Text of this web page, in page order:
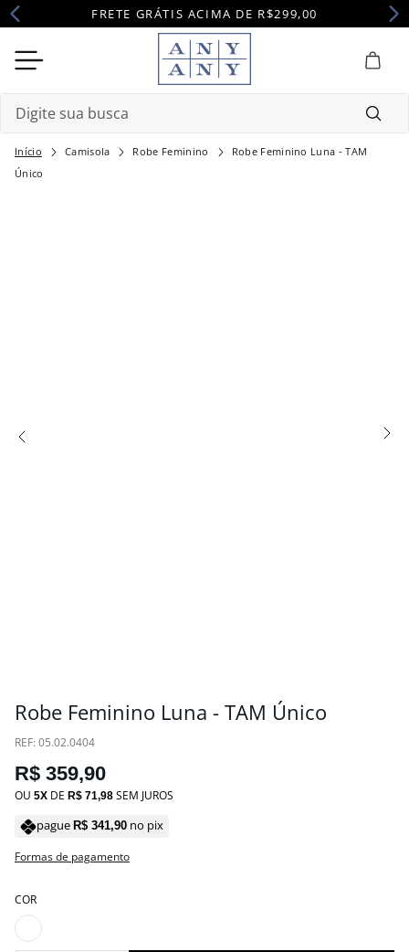
FRETE GRÁTIS ACIMA DE R$299,00
Camisola Robe Feminino
Robe Feminino Luna - TAM
Único
Robe Feminino Luna - TAM Único
: 05.02.0404
R$ 359,90
OU 5 DE R$ 71,98 SEM JUROS
pague R$ 341,90 no pix
Formas de pagamento
COR
Termos mais buscados